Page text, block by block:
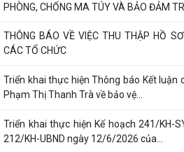
PHÒNG, CHỐNG MA TÚY VÀ BẢO ĐẢM
THÔNG BÁO VỀ VIỆC THU THẬP HỒ
CÁC TỔ CHỨC
Triển khai thực hiện Thông báo Kết luận
Phạm Thị Thanh Trà về bảo vệ...
Triển khai thực hiện Kế hoạch 241/KH-
212/KH-UBND ngày 12/6/2026 của...